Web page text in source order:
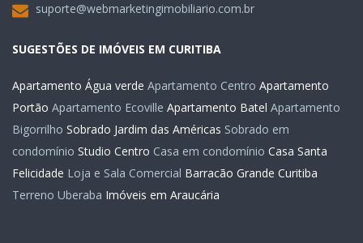
suporte@webmarketingimobiliario.com.br
SUGESTÕES DE IMÓVEIS EM CURITIBA
Apartamento Água verde Apartamento Centro Apartamento
Portão Apartamento Ecoville Apartamento Batel Apartamento
Bigorrilho Sobrado Jardim das Américas Sobrado em
condomínio Studio Centro Casa em condomínio Casa Santa
Felicidade Loja e Sala Comercial Barracão Grande Curitiba
Terreno Uberaba Imóveis em Araucária